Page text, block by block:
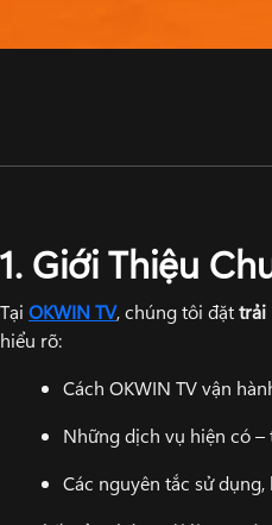
1. Giới Thiệu
Tại OKWIN TV, chúng tôi đặttrải
hiểu rõ:
Cách OKWIN TV vận
Những dịch vụ hiện có
Các nguyên tắc sử